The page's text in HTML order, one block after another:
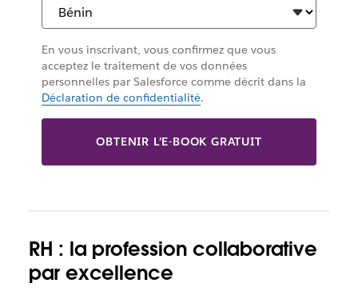
En vous inscrivant, vous confirmez que vous
acceptez le traitement de vos données
personnelles par Salesforce comme décrit dans la
Déclaration de confidentialité.
OBTENIR L’E-BOOK GRATUIT
RH : la profession collaborative
par excellence